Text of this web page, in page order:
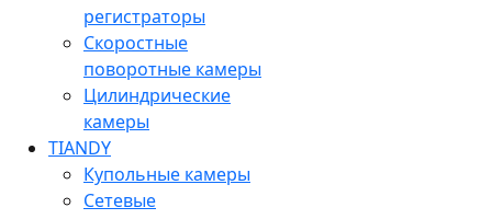
регистраторы
Скоростные
поворотные камеры
Цилиндрические
камеры
TIANDY
Купольные камеры
Сетевые